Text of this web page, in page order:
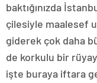
baktığınızda
çilesiyle maalesef
giderek çok daha
de korkulu bir
işte buraya iftara